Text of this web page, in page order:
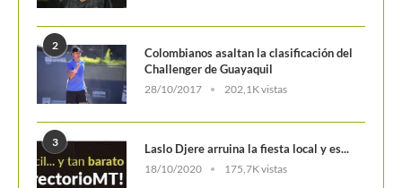
2
Colombianos asaltan la clasificación del
Challenger de Guayaquil
28/10/2017 202,1K vistas
3 Laslo Djere arruina la fiesta local y es...
18/10/2020 175,7K vistas